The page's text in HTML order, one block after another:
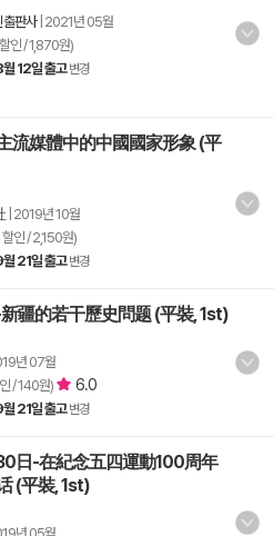
판사| 2021년 05월
인 / 1,870원)
12일 출고 변경
流媒體中的中國國家形象 (平
2019년 10월
인 / 2,150원)
21일 출고 변경
疆的若干歷史問题 (平裝, 1st)
년 07월
/ 140원) 6.0
21일 출고 변경
日-在紀念五四運動100周年
(平裝, 1st)